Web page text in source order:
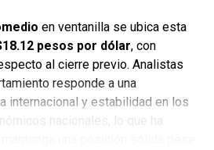
en ventanilla se ubica esta
pesos por dólar, con
al cierre previo. Analistas
responde a una
internacional y estabilidad en los
nacionales, lo que ha